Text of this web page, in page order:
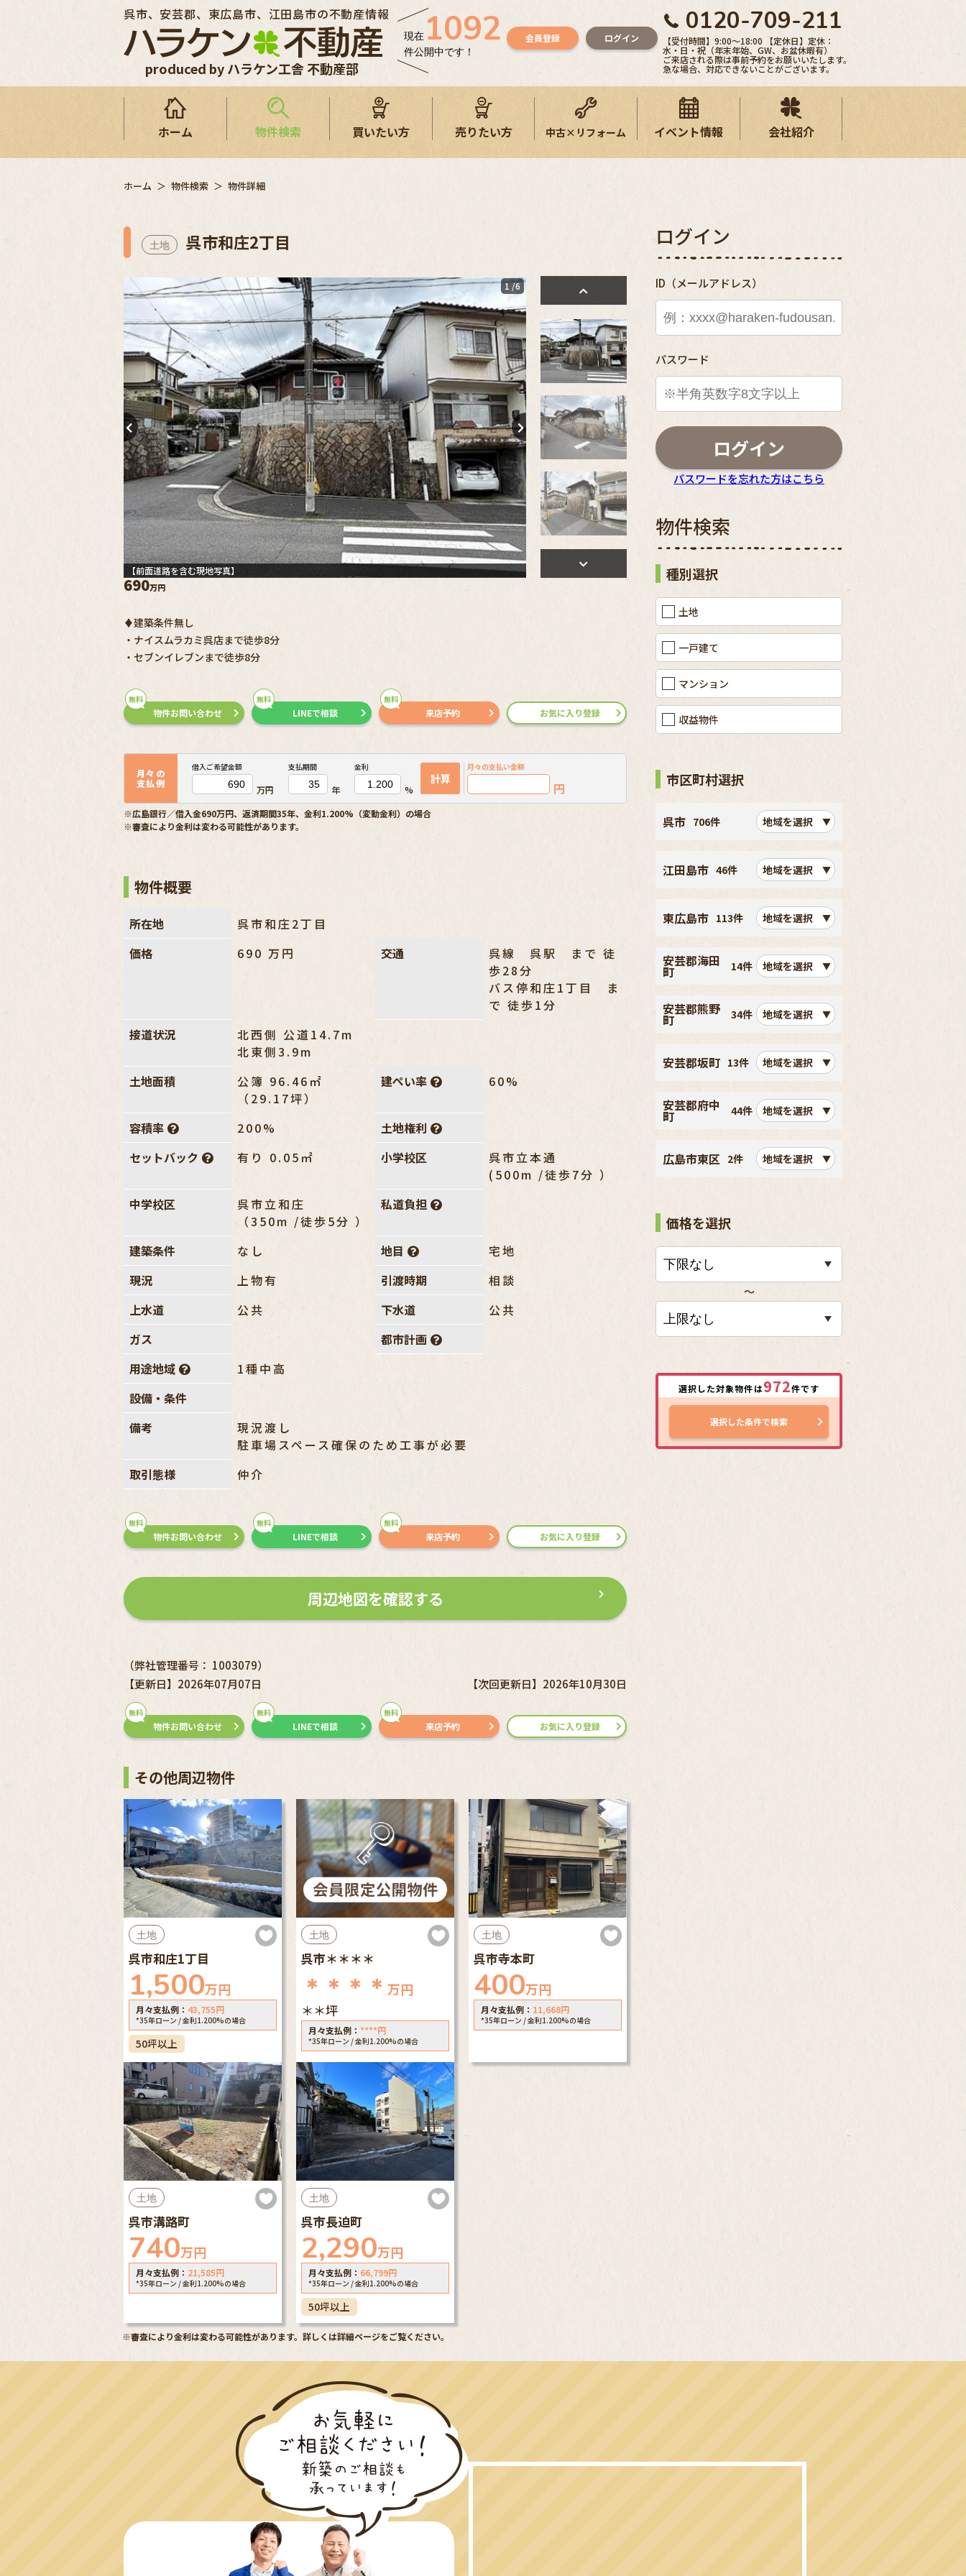
produced by ハラケン工舎 不動産部
呉市、安芸郡、東広島市、江田島市の不動産情報
現在 1092
件公開中です！
会員登録 ログイン
0120-709-211
【受付時間】9:00〜18:00 【定休日】定休：
水・日・祝（年末年始、GW、お盆休暇有）
ご来店される際は事前予約をお願いいたします。
急な場合、対応できないことがございます。
ホーム 物件検索 買いたい方 売りたい方 中古×リフォーム イベント情報 会社紹介
ホーム 物件検索 物件詳細
土地 呉市和庄2丁目
1/6
【前面道路を含む現地写真】
690万円
♦建築条件無し
・ナイスムラカミ呉店まで徒歩8分
・セブンイレブンまで徒歩8分
無料
物件お問い合わせ
無料
LINEで相談
無料
来店予約 お気に入り登録
月々の
支払例
借入ご希望金額
万円
支払期間
年
金利
%
計算
月々の支払い金額
円
※広島銀行／借入金690万円、返済期間35年、金利1.200%（変動金利）の場合
※審査により金利は変わる可能性があります。
物件概要
所在地
呉市和庄2丁目
価格
690 万円 交通
呉線 呉駅 まで 徒
歩28分
バス停和庄1丁目 ま
で 徒歩1分
接道状況
北西側 公道14.7m
北東側3.9m
土地面積
公簿 96.46㎡
（29.17坪）
建ぺい率 60%
容積率 200%
土地権利
セットバック
有り 0.05㎡ 小学校区
呉市立本通
(500m /徒歩7分 ）
中学校区
呉市立和庄
（350m /徒歩5分 ）
私道負担
建築条件 なし 地目
宅地
現況
上物有 引渡時期
相談
上水道
公共 下水道
公共
ガス
都市計画
用途地域
1種中高
設備・条件
備考
現況渡し
駐車場スペース確保のため工事が必要
取引態様
仲介
無料
物件お問い合わせ
無料
LINEで相談
無料
来店予約 お気に入り登録
周辺地図を確認する
（弊社管理番号： 1003079）
【更新日】2026年07月07日
【次回更新日】2026年10月30日
無料
物件お問い合わせ
無料
LINEで相談
無料
来店予約 お気に入り登録
その他周辺物件
土地
呉市和庄1丁目
1,500万円
月々支払例： 43,755円
*35年ローン / 金利1.200%の場合
50坪以上
土地
呉市＊＊＊＊
＊＊＊＊ 万円
＊＊坪
月々支払例： ****円
*35年ローン / 金利1.200%の場合
土地
呉市寺本町
400万円
月々支払例： 11,668円
*35年ローン / 金利1.200%の場合
土地
呉市溝路町
740万円
月々支払例： 21,585円
*35年ローン / 金利1.200%の場合
土地
呉市長迫町
2,290万円
月々支払例： 66,799円
*35年ローン / 金利1.200%の場合
50坪以上
※審査により金利は変わる可能性があります。 詳しくは詳細ページをご覧ください。
ログイン
ID（メールアドレス）
パスワード
ログイン
パスワードを忘れた方はこちら
物件検索
種別選択
土地
一戸建て
マンション
収益物件
市区町村選択
呉市 706件 地域を選択
江田島市 46件 地域を選択
東広島市 113件 地域を選択
安芸郡海田
町 14件 地域を選択
安芸郡熊野
町 34件 地域を選択
安芸郡坂町 13件 地域を選択
安芸郡府中
町 44件 地域を選択
広島市東区 2件 地域を選択
価格を選択
〜
選択した対象物件は972件です
選択した条件で検索